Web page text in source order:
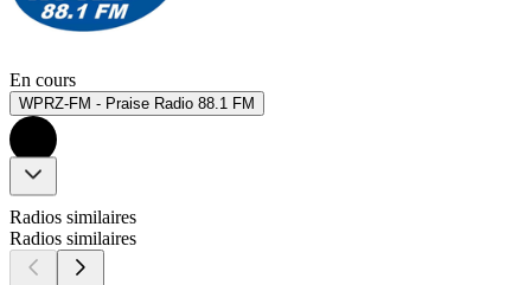
En cours
WPRZ-FM - Praise Radio 88.1 FM
Radios similaires
Radios similaires